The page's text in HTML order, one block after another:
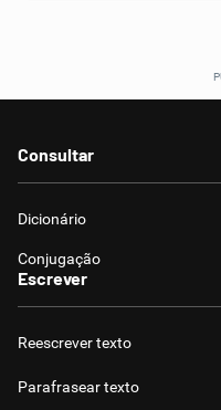
Consultar
Dicionário
Conjugação
Escrever
Reescrever texto
Parafrasear texto